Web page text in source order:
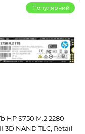
Популярний
HP S750 M.2 2280
3D NAND TLC, Retail